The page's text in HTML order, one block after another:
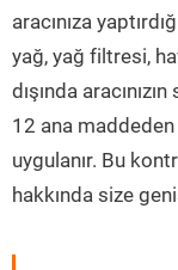
aracınıza
yağ, yağ filtresi,
dışında
12 ana
uygulanır. Bu
hakkında size